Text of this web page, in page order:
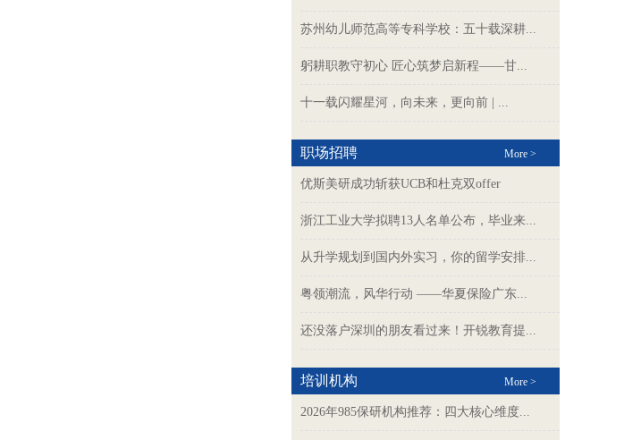
苏州幼儿师范高等专科学校：五十载深耕...
躬耕职教守初心 匠心筑梦启新程——甘...
十一载闪耀星河，向未来，更向前 | ...
职场招聘 More >
优斯美研成功斩获UCB和杜克双offer
浙江工业大学拟聘13人名单公布，毕业来...
从升学规划到国内外实习，你的留学安排...
粤领潮流，风华行动 ——华夏保险广东...
还没落户深圳的朋友看过来！开锐教育提...
培训机构 More >
2026年985保研机构推荐：四大核心维度...